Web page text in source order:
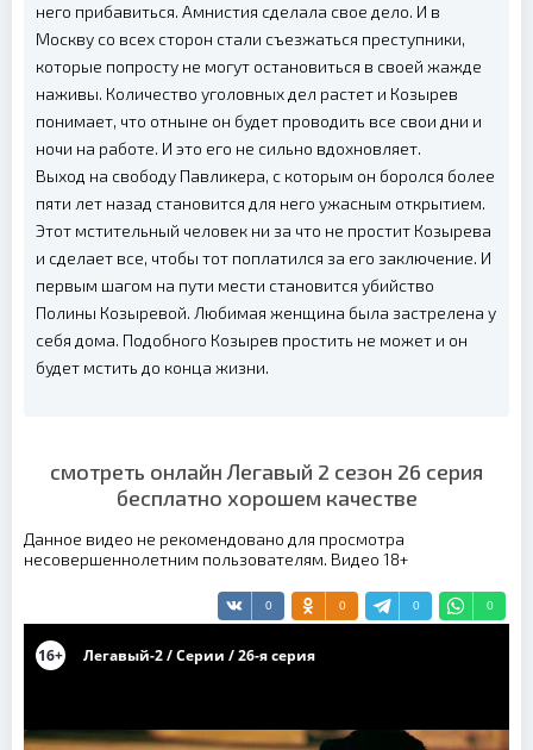
него прибавиться. Амнистия сделала свое дело. И в
Москву со всех сторон стали съезжаться преступники,
которые попросту не могут остановиться в своей жажде
наживы. Количество уголовных дел растет и Козырев
понимает, что отныне он будет проводить все свои дни и
ночи на работе. И это его не сильно вдохновляет.
Выход на свободу Павликера, с которым он боролся более
пяти лет назад становится для него ужасным открытием.
Этот мстительный человек ни за что не простит Козырева
и сделает все, чтобы тот поплатился за его заключение. И
первым шагом на пути мести становится убийство
Полины Козыревой. Любимая женщина была застрелена у
себя дома. Подобного Козырев простить не может и он
будет мстить до конца жизни.
смотреть онлайн Легавый 2 сезон 26 серия
бесплатно хорошем качестве
Данное видео не рекомендовано для просмотра
несовершеннолетним пользователям. Видео 18+
0 0 0 0